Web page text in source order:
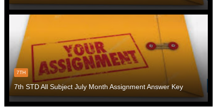
7TH
7th STD All Subject July Month Assignment Answer Key